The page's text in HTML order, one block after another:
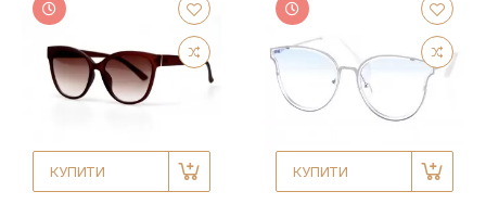
КУПИТИ КУПИТИ